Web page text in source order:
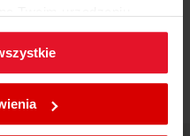
wybrane przez Ciebie
w zakładkę
Pobierz